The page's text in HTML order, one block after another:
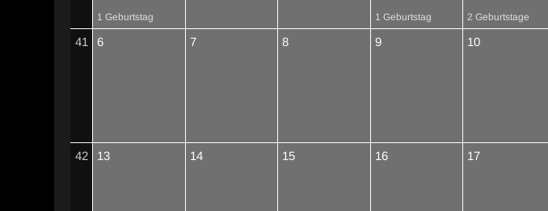
1 Geburtstag 1 Geburtstag 2 Geburtstage
41 6 7 8 9 10
42 13 14 15 16 17